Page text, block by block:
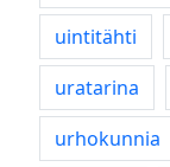
uintitähti
uratarina
urhokunnia